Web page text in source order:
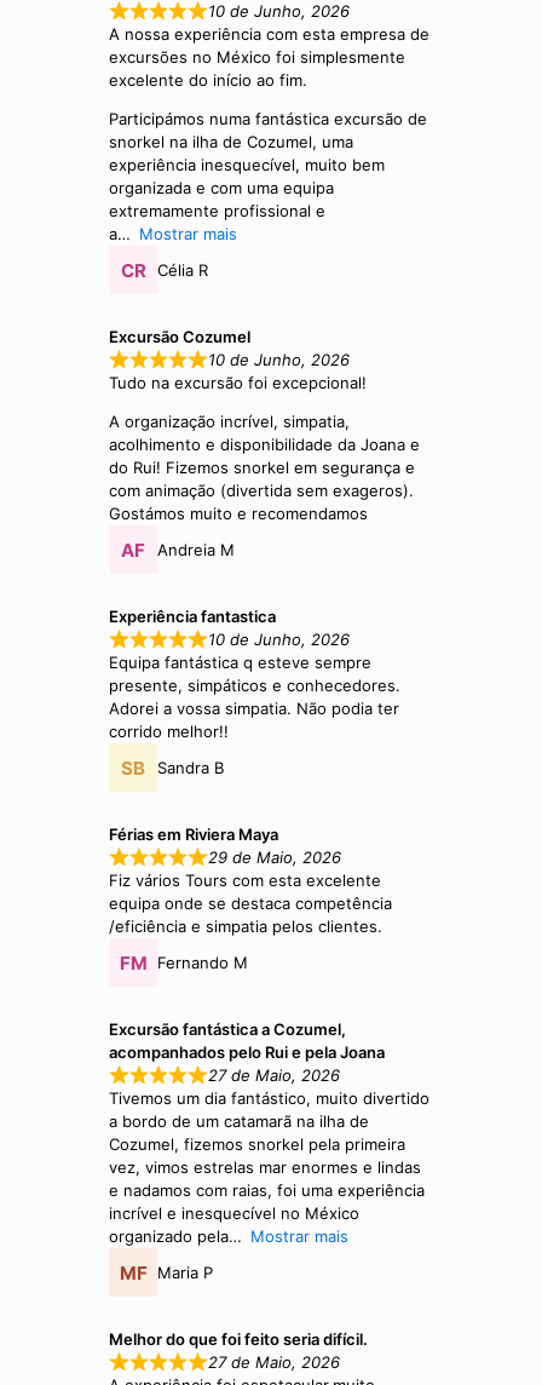
10 de Junho, 2026
A nossa experiência com esta empresa de
excursões no México foi simplesmente
excelente do início ao fim.
Participámos numa fantástica excursão de
snorkel na ilha de Cozumel, uma
experiência inesquecível, muito bem
organizada e com uma equipa
extremamente profissional e
a
Mostrar mais
Célia R
Excursão Cozumel
10 de Junho, 2026
Tudo na excursão foi excepcional!
A organização incrível, simpatia,
acolhimento e disponibilidade da Joana e
do Rui! Fizemos snorkel em segurança e
com animação (divertida sem exageros).
Gostámos muito e recomendamos
Andreia M
Experiência fantastica
10 de Junho, 2026
Equipa fantástica q esteve sempre
presente, simpáticos e conhecedores.
Adorei a vossa simpatia. Não podia ter
corrido melhor!!
Sandra B
Férias em Riviera Maya
29 de Maio, 2026
Fiz vários Tours com esta excelente
equipa onde se destaca competência
/eficiência e simpatia pelos clientes.
Fernando M
Excursão fantástica a Cozumel,
acompanhados pelo Rui e pela Joana
27 de Maio, 2026
Tivemos um dia fantástico, muito divertido
a bordo de um catamarã na ilha de
Cozumel, fizemos snorkel pela primeira
vez, vimos estrelas mar enormes e lindas
e nadamos com raias, foi uma experiência
incrível e inesquecível no México
organizado pela
Mostrar mais
Maria P
Melhor do que foi feito seria difícil.
27 de Maio, 2026